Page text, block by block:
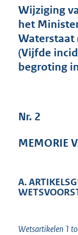
Wijziging
het
Waterstaat
(Vijfde
begroting
Nr. 2
MEMORIE
A.
Wetsartikelen 1